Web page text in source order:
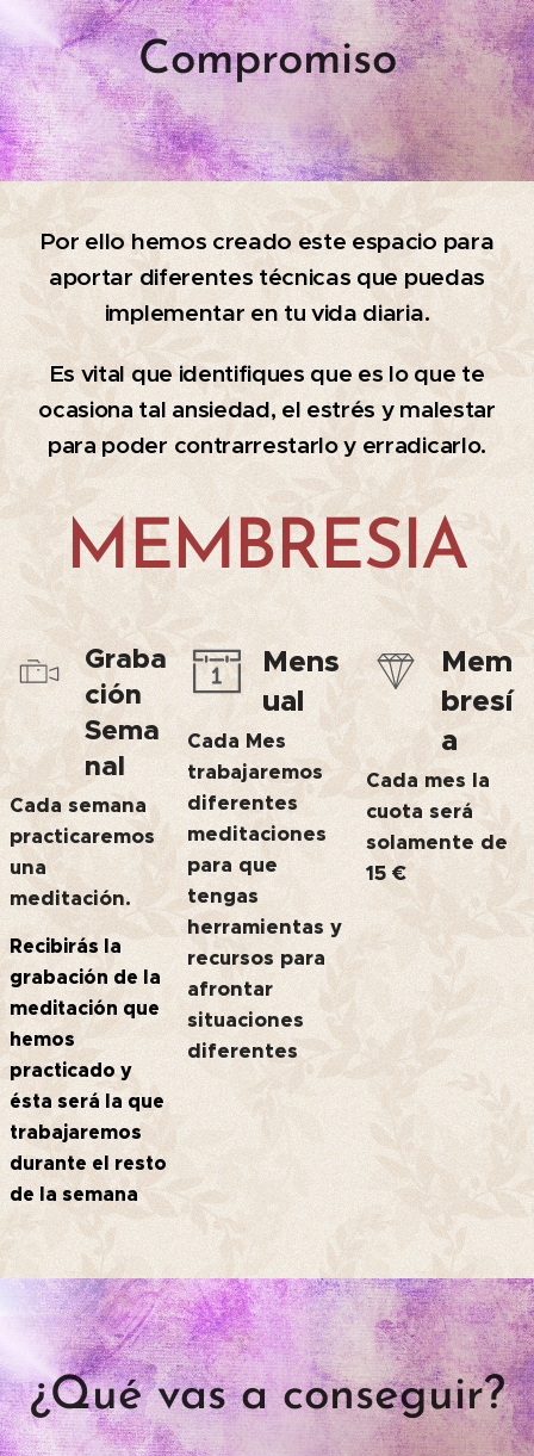
Compromiso
Por ello hemos creado este espacio para
aportar diferentes técnicas que puedas
implementar en tu vida diaria.
Es vital que identifiques que es lo que te
ocasiona tal ansiedad, el estrés y malestar
para poder contrarrestarlo y erradicarlo.
MEMBRESIA
Graba
ción
Sema
nal
Cada semana
practicaremos
una
meditación.
Recibirás la
grabación de la
meditación que
hemos
practicadoy
ésta será la que
trabajaremos
durante el resto
de la semana
Mens
ual
Cada Mes
trabajaremos
diferentes
meditaciones
para que
tengas
herramientas y
recursos para
afrontar
situaciones
diferentes
Mem
bresí
a
Cada mes la
cuota será
solamente de
15 €
¿Qué vas a conseguir?